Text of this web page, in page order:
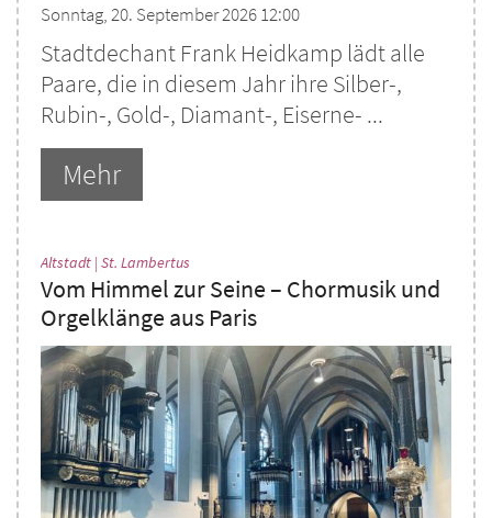
Sonntag, 20. September 2026 12:00
Stadtdechant Frank Heidkamp lädt alle
Paare, die in diesem Jahr ihre Silber-,
Rubin-, Gold-, Diamant-, Eiserne- ...
Mehr
Altstadt | St. Lambertus
Vom Himmel zur Seine – Chormusik und
Orgelklänge aus Paris